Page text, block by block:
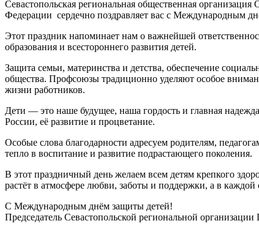
Севастопольская региональная общественная
Федерации сердечно поздравляет вас с Международным
Этот праздник напоминает нам о важнейшей
образования и всестороннего развития детей.
Защита семьи, материнства и детства, обеспечение
общества. Профсоюзы традиционно уделяют особое
жизни работников.
Дети — это наше будущее, наша гордость и главная
России, её развитие и процветание.
Особые слова благодарности адресуем родителям,
тепло в воспитание и развитие подрастающего поколения.
В этот праздничный день желаем всем детям крепкого
растёт в атмосфере любви, заботы и поддержки, а в каждой
С Международным днём защиты детей!
Председатель Севастопольской региональной